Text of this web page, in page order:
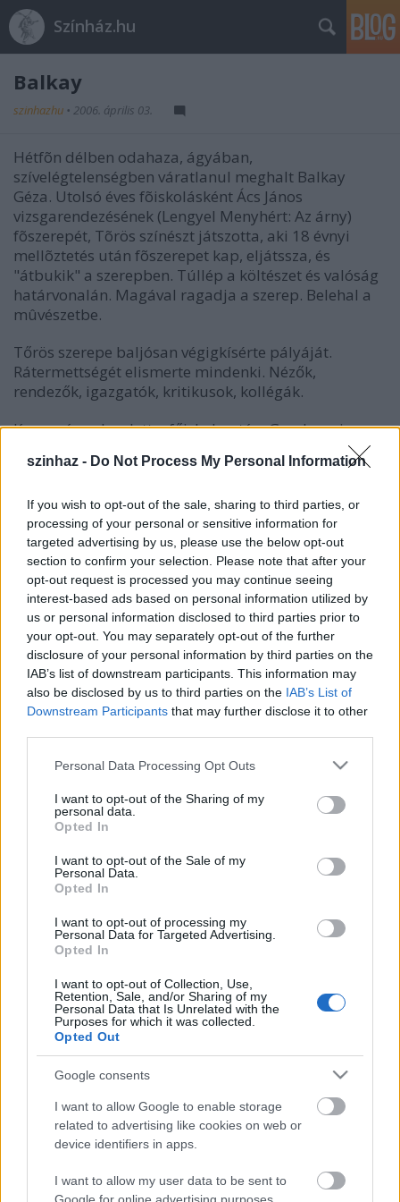
szinhaz - Do Not Process My Personal Information
If you wish to opt-out of the sale, sharing to third parties, or
processing of your personal or sensitive information for
targeted advertising by us, please use the below opt-out
section to confirm your selection. Please note that after your
opt-out request is processed you may continue seeing
interest-based ads based on personal information utilized by
us or personal information disclosed to third parties prior to
your opt-out. You may separately opt-out of the further
disclosure of your personal information by third parties on the
IAB’s list of downstream participants. This information may
also be disclosed by us to third parties on the IAB’s List of
Downstream Participants that may further disclose it to other
Please note that this website/app uses one or more Google
not limited to your visit or usage behaviour. You may click to
grant or deny consent to Google and its third-party tags to
use your data for below specified purposes in below Google
consent section.
Personal Data Processing Opt Outs
I want to opt-out of the Sharing of my
personal data.
Opted In
I want to opt-out of the Sale of my
Personal Data.
Opted In
I want to opt-out of processing my
Personal Data for Targeted Advertising.
Opted In
I want to opt-out of Collection, Use,
Retention, Sale, and/or Sharing of my
Personal Data that Is Unrelated with the
Purposes for which it was collected.
Opted Out
Google consents
I want to allow Google to enable storage
related to advertising like cookies on web or
device identifiers in apps.
I want to allow my user data to be sent to
Színház.hu
Balkay
szinhazhu • 2006. április 03.
Hétfõn délben odahaza, ágyában,
szívelégtelenségben váratlanul meghalt Balkay
Géza. Utolsó éves fõiskolásként Ács János
vizsgarendezésének (Lengyel Menyhért: Az árny)
fõszerepét, Tõrös színészt játszotta, aki 18 évnyi
mellõztetés után fõszerepet kap, eljátssza, és
"átbukik" a szerepben. Túllép a költészet és valóság
határvonalán. Magával ragadja a szerep. Belehal a
mûvészetbe.
Tőrös szerepe baljósan végigkísérte pályáját.
Rátermettségét elismerte mindenki. Nézők,
rendezők, igazgatók, kritikusok, kollégák.
Kaposváron kezdett a főiskola után. Gombrowicz:
ugyancsak Ács rendezésében. Az előadás elején a
biztonsággal járta végig az álomszerű játékot a
képzelet és a valóság keskeny mezsgyéjén.
Majd minden nagy szerepet eljátszott. Kivétel nélkül
minden szerepét jól játszotta el. Antik és modern,
magyar, orosz, német, angol, francia klasszikus
világirodalmi remekeknek és újsütetű színműveknek
adott testet, hangot, elidegeníthetetlen arcot.,
Szerencsés adottságai voltak. Vonzó külső. Szép
orgánum. Plasztikus mozgáskészség. Intelligencia és
színészi érzékenység.
Pályájának egyetlen ellensége volt. Ő maga. A
magabiztos, körülirigyelt, csúcson járó színész félt a
szerepektől, félt a színpadtól. Félt a nyilvános
őszinteségtől. Félt attól a mágikus erőtől, hogy
"átbukik" a szerepbe, elveszti egyéniségét, belehal a
színészetbe. Félelmében önpusztítóan élt. Amikor
már mindenki lemondott róla, váratlanul
összeszedte magát, új életet kezdett, új feleség
oldalán. Rendezni kezdett. És ezt is jól csinálta.
Tanított verset, színpadi beszédet, színjátszást és
színházi morált az RS9 pinceszínházban.
1952. szeptember 5-én született.
Ajánlott bejegyzések: